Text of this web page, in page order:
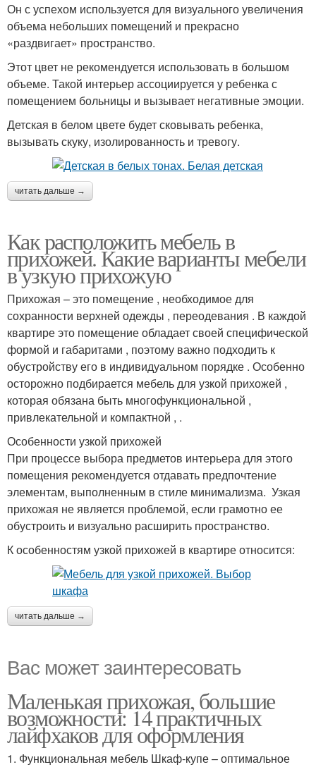
Он с успехом используется для визуального увеличения
объема небольших помещений и прекрасно
«раздвигает» пространство.
Этот цвет не рекомендуется использовать в большом
объеме. Такой интерьер ассоциируется у ребенка с
помещением больницы и вызывает негативные эмоции.
Детская в белом цвете будет сковывать ребенка,
вызывать скуку, изолированность и тревогу.
читать дальше →
Как расположить мебель в
прихожей. Какие варианты мебели
в узкую прихожую
Прихожая – это помещение , необходимое для
сохранности верхней одежды , переодевания . В каждой
квартире это помещение обладает своей специфической
формой и габаритами , поэтому важно подходить к
обустройству его в индивидуальном порядке . Особенно
осторожно подбирается мебель для узкой прихожей ,
которая обязана быть многофункциональной ,
привлекательной и компактной , .
Особенности узкой прихожей
При процессе выбора предметов интерьера для этого
помещения рекомендуется отдавать предпочтение
элементам, выполненным в стиле минимализма. Узкая
прихожая не является проблемой, если грамотно ее
обустроить и визуально расширить пространство.
К особенностям узкой прихожей в квартире относится:
читать дальше →
Вас может заинтересовать
Маленькая прихожая, большие
возможности: 14 практичных
лайфхаков для оформления
1. Функциональная мебель Шкаф-купе – оптимальное